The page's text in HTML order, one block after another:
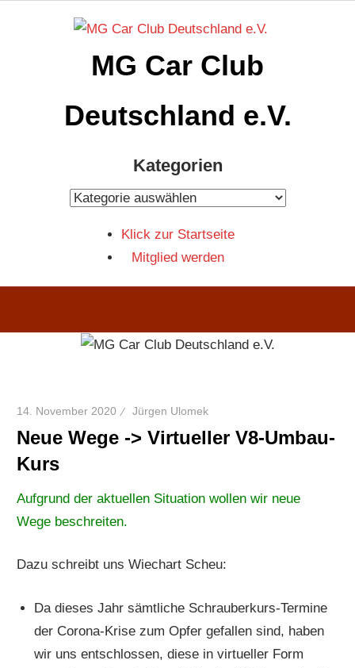
MG Car Club
Deutschland e.V.
Kategorien
Kategorien
Klick zur Startseite
Mitglied werden
14. November 2020 Jürgen Ulomek
Neue Wege -> Virtueller V8-Umbau-
Kurs
Aufgrund der aktuellen Situation wollen wir neue
Wege beschreiten.
Dazu schreibt uns Wiechart Scheu:
Da dieses Jahr sämtliche Schrauberkurs-Termine
der Corona-Krise zum Opfer gefallen sind, haben
wir uns entschlossen, diese in virtueller Form